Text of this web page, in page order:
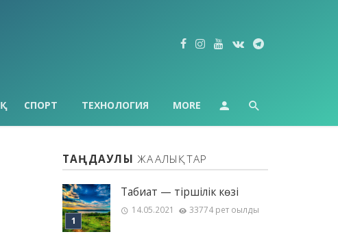
СПОРТ ТЕХНОЛОГИЯ MORE
ТАҢДАУЛЫ ЖАҢАЛЫҚТАР
Табиғат — тіршілік көзі
14.05.2021 33774 рет оқылды